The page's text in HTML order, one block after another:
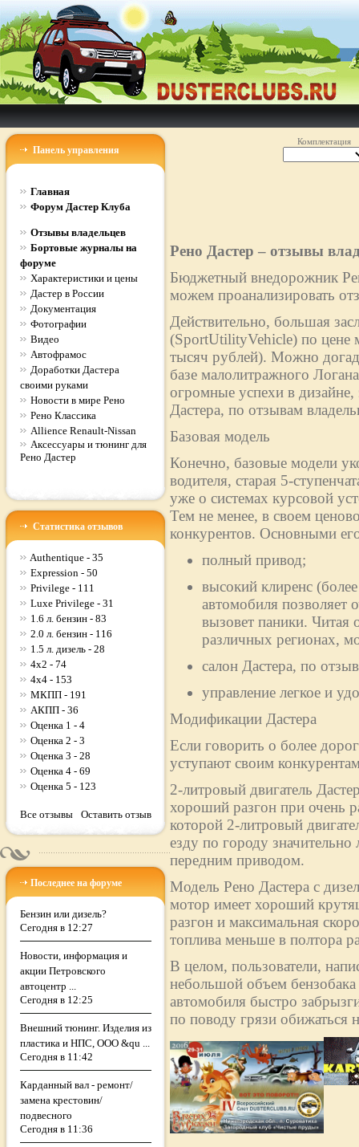
Панель управления
Главная
Форум Дастер Клуба
Отзывы владельцев
Бортовые журналы на
форуме
Характеристики и цены
Дастер в России
Документация
Фотографии
Видео
Автофрамос
Доработки Дастера
своими руками
Новости в мире Рено
Рено Классика
Allience Renault-Nissan
Аксессуары и тюнинг для
Рено Дастер
Статистика отзывов
Authentique - 35
Expression - 50
Privilege - 111
Luxe Privilege - 31
1.6 л. бензин - 83
2.0 л. бензин - 116
1.5 л. дизель - 28
4x2 - 74
4x4 - 153
МКПП - 191
АКПП - 36
Оценка 1 - 4
Оценка 2 - 3
Оценка 3 - 28
Оценка 4 - 69
Оценка 5 - 123
Все отзывы Оставить отзыв
Последнее на форуме
Бензин или дизель?
Сегодня в 12:27
Новости, информация и
акции Петровского
автоцентр ...
Сегодня в 12:25
Внешний тюнинг. Изделия из
пластика и НПС, ООО &qu ...
Сегодня в 11:42
Карданный вал - ремонт/
замена крестовин/
подвесного
Сегодня в 11:36
Комплектация
Рено Дастер – отзывы
Бюджетный внедорожник
можем проанализировать
Действительно, большая
(SportUtilityVehicle) по цене
тысяч рублей). Можно
базе малолитражного
огромные успехи в
Дастера, по отзывам
Базовая модель
Конечно, базовые модели
водителя, старая 5-
уже о системах курсовой
Тем не менее, в своем
конкурентов. Основными
полный привод;
высокий клиренс
автомобиля позволяет
вызовет паники. Читая
различных регионах,
салон Дастера, по
управление легкое и
Модификации Дастера
Если говорить о более
уступают своим
2-литровый двигатель
хороший разгон при очень
которой 2-литровый
езду по городу
передним приводом.
Модель Рено Дастера с
мотор имеет хороший
разгон и максимальная
топлива меньше в полтора
В целом, пользователи,
небольшой объем бензобака
автомобиля быстро
по поводу грязи обижаться